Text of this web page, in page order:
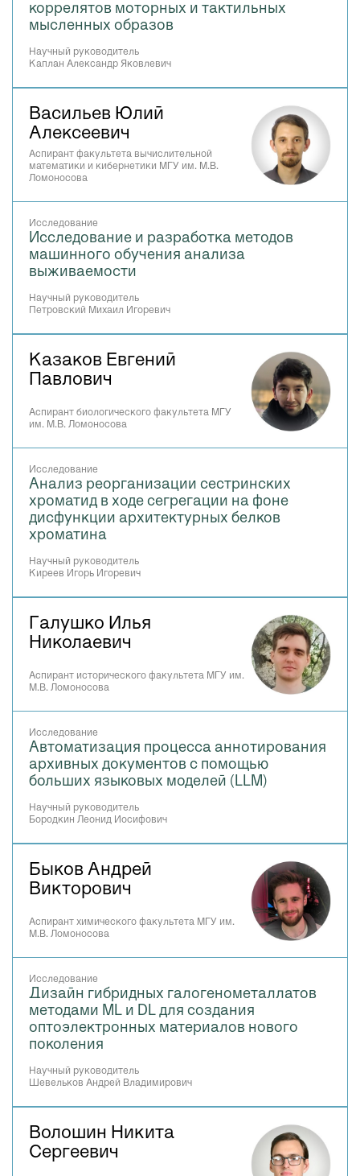
коррелятов моторных и тактильных
мысленных образов
Научный руководитель
Каплан Александр Яковлевич
Васильев Юлий
Алексеевич
Аспирант факультета вычислительной
математики и кибернетики МГУ им. М.В.
Ломоносова
Исследование
Исследование и разработка методов
машинного обучения анализа
выживаемости
Научный руководитель
Петровский Михаил Игоревич
Казаков Евгений
Павлович
Аспирант биологического факультета МГУ
им. М.В. Ломоносова
Исследование
Анализ реорганизации сестринских
хроматид в ходе сегрегации на фоне
дисфункции архитектурных белков
хроматина
Научный руководитель
Киреев Игорь Игоревич
Галушко Илья
Николаевич
Аспирант исторического факультета МГУ им.
М.В. Ломоносова
Исследование
Автоматизация процесса аннотирования
архивных документов с помощью
больших языковых моделей (LLM)
Научный руководитель
Бородкин Леонид Иосифович
Быков Андрей
Викторович
Аспирант химического факультета МГУ им.
М.В. Ломоносова
Исследование
Дизайн гибридных галогенометаллатов
методами ML и DL для создания
оптоэлектронных материалов нового
поколения
Научный руководитель
Шевельков Андрей Владимирович
Волошин Никита
Сергеевич